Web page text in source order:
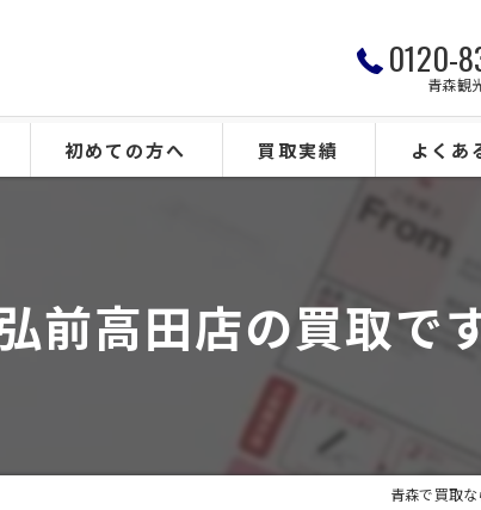
0120-
青森観
初めての方へ 買取実績 よくあ
前高田店の買取です
青森で買取